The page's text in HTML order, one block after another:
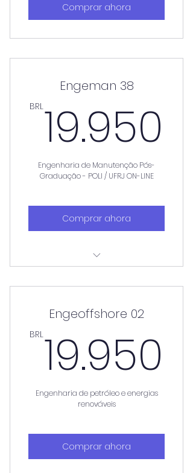
Comprar ahora
Engeman 38
BRL19.950
Engenharia de Manutenção Pós-
Graduação - POLI / UFRJ ON-LINE
Comprar ahora
Engeoffshore 02
BRL19.950
Engenharia de petróleo e energias
renováveis
Comprar ahora